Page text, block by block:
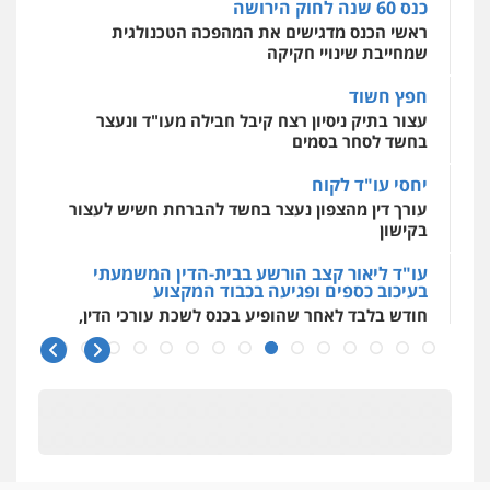
כנס 60 שנה לחוק הירושה
ראשי הכנס מדגישים את המהפכה הטכנולגית
שמחייבת שינויי חקיקה
חפץ חשוד
עצור בתיק ניסיון רצח קיבל חבילה מעו"ד ונעצר
בחשד לסחר בסמים
יחסי עו"ד לקוח
עורך דין מהצפון נעצר בחשד להברחת חשיש לעצור
בקישון
עו"ד ליאור קצב הורשע בבית-הדין המשמעתי
בעיכוב כספים ופגיעה בכבוד המקצוע
חודש בלבד לאחר שהופיע בכנס לשכת עורכי הדין,
קצב הורשע